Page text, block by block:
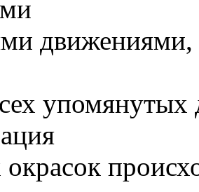
движениями,
упомянутых